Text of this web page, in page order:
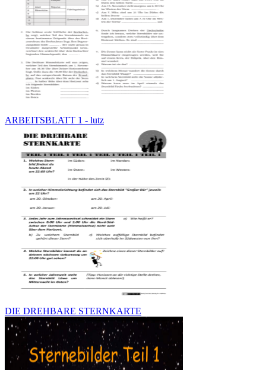
ARBEITSBLATT 1 - lutz
DIE DREHBARE STERNKARTE